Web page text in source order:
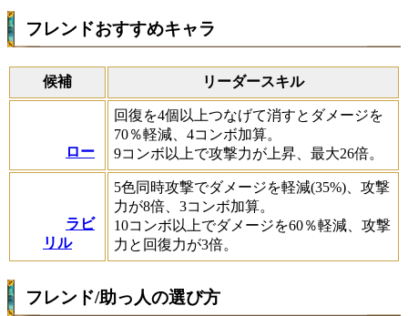
フレンドおすすめキャラ
候補 リーダースキル
ロー
回復を4個以上つなげて消すとダメージを
70％軽減、4コンボ加算。
9コンボ以上で攻撃力が上昇、最大26倍。
ラビ
リル
5色同時攻撃でダメージを軽減(35%)、攻撃
力が8倍、3コンボ加算。
10コンボ以上でダメージを60％軽減、攻撃
力と回復力が3倍。
フレンド/助っ人の選び方